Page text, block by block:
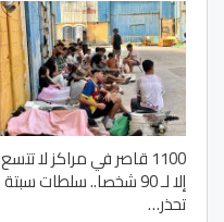
1100 قاصر في مراكز لا تتسع
إلا لـ 90 شخصا.. سلطات سبتة
تحذر…